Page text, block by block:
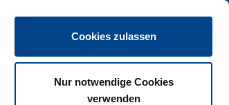
Cookies zulassen
Nur notwendige Cookies
verwenden